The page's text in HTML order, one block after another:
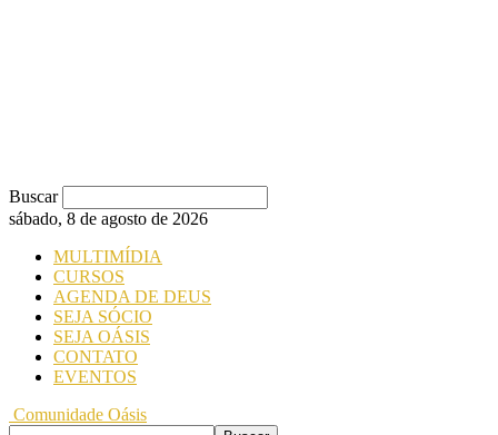
Buscar
sábado, 8 de agosto de 2026
MULTIMÍDIA
CURSOS
AGENDA DE DEUS
SEJA SÓCIO
SEJA OÁSIS
CONTATO
EVENTOS
Comunidade Oásis